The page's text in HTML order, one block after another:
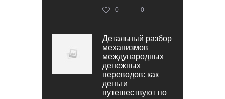
0 0
Детальный разбор
механизмов
международных
денежных
переводов: как
деньги
путешествуют по